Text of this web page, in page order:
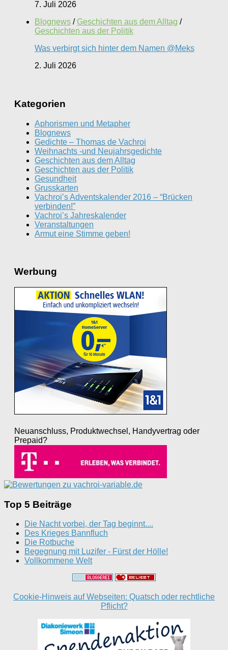
7. Juli 2026
Blognews / Geschichten aus dem Alltag /
Geschichten aus der Politik
Was verbirgt sich hinter dem Namen @Meks
2. Juli 2026
Kategorien
Aphorismen und Metapher
Blognews
Gedichte – Thomas de Vachroi
Weihnachts -und Neujahrsgedichte
Geschichten aus dem Alltag
Geschichten aus der Politik
Gesundheit
Grusskarten
Vachroi’s Adventskalender 2016 – “Brücken
verbinden!”
Vachroi’s Jahreskalender
Veranstaltungen
Armut eine Stimme geben!
Werbung
Neuanschluss, Produktwechsel, Handyvertrag oder
Prepaid?
Top 5 Beiträge
Die Nacht vorbei, der Tag beginnt....
Des Krieges Bannfluch
Die Rotbuche
Begegnung mit Luzifer - Fürst der Hölle!
Vollkommene Welt
Cookie-Hinweis auf Webseiten: Quatsch oder rechtliche
Pflicht?